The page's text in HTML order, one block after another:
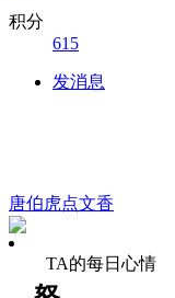
积分
615
发消息
唐伯虎点文香
TA的每日心情